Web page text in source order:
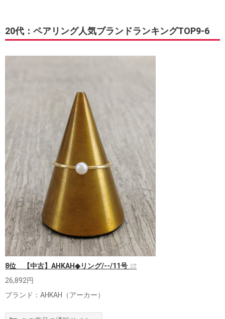
20代：ペアリング人気ブランドランキングTOP9-6
8位 【中古】AHKAH◆リング/--/11号
26,892円
ブランド：AHKAH（アーカー）